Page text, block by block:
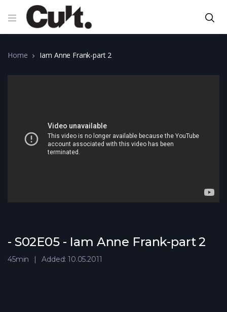
Home Iam Anne Frank-part 2
- S02E05 - Iam Anne Frank-part 2
45min Added: 10.05.2011